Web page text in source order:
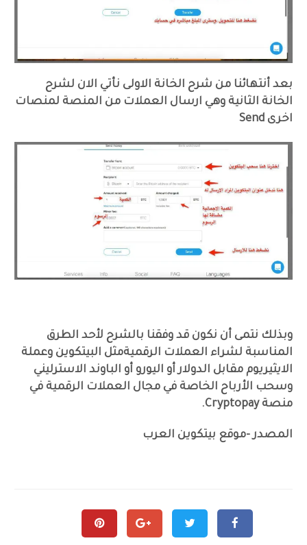
بعد أنتهائنا من شرح الخانة الاولى نأتي الان لشرح
الخانة الثانية وهي ارسال العملات من المنصة لمنصات
اخرى Send
وبذلك نتمى أن نكون قد وفقنا بالشرح لأحد الطرق
المناسبة لشراء العملات الرقميةمثل البيتكوين وعملة
الايثيريوم مقابل الدولار أو اليورو أو الباوند الاسترليني
وسحب الأرباح الخاصة في مجال العملات الرقمية في
منصة Cryptopay.
المصدر -موقع بيتكوين العرب